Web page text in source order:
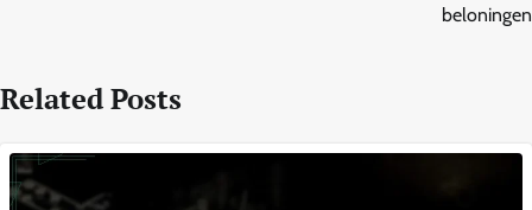
beloningen
Related Posts